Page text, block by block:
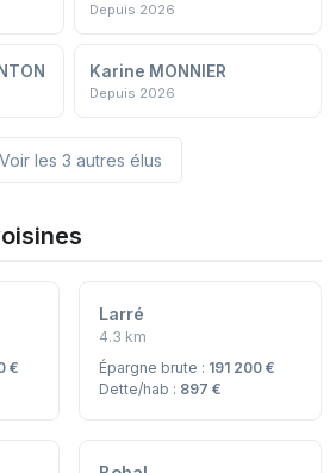
Depuis 2026
Karine MONNIER
Depuis 2026
Voir les 3 autres élus
€
Larré
4.3 km
Épargne brute : 191 200 €
Dette/hab : 897 €